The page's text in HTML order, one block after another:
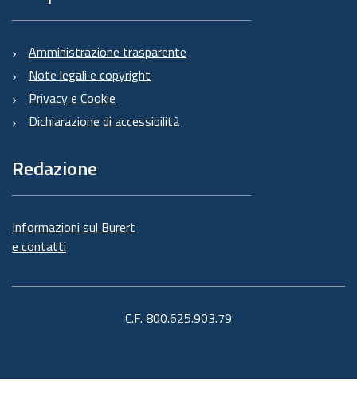
Amministrazione trasparente
Note legali e copyright
Privacy e Cookie
Dichiarazione di accessibilità
Redazione
Informazioni sul Burert
e contatti
C.F. 800.625.903.79